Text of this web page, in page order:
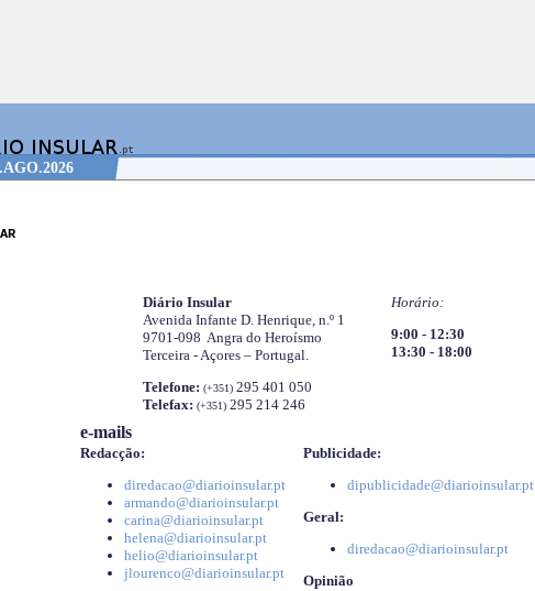
Diário Insular
Avenida Infante D. Henrique, n.º 1
9701-098 Angra do Heroísmo
Terceira - Açores – Portugal.
Telefone: (+351)295 401 050
Telefax: (+351)295 214 246
Horário:
9:00 - 12:30
13:30 - 18:00
e-mails
Redacção:
diredacao@diarioinsular.pt
armando@diarioinsular.pt
carina@diarioinsular.pt
helena@diarioinsular.pt
helio@diarioinsular.pt
jlourenco@diarioinsular.pt
Publicidade:
dipublicidade@diarioinsular.pt
Geral:
diredacao@diarioinsular.pt
Opinião